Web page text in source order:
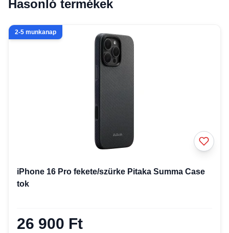
Hasonló termékek
2-5 munkanap
iPhone 16 Pro fekete/szürke Pitaka Summa Case
tok
26 900 Ft